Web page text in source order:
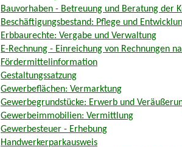
Bauvorhaben - Betreuung und Beratung der
Beschäftigungsbestand: Pflege und
Erbbaurechte: Vergabe und Verwaltung
E-Rechnung - Einreichung von Rechnungen
Fördermittelinformation
Gestaltungssatzung
Gewerbeflächen: Vermarktung
Gewerbegrundstücke: Erwerb und
Gewerbeimmobilien: Vermittlung
Gewerbesteuer - Erhebung
Handwerkerparkausweis